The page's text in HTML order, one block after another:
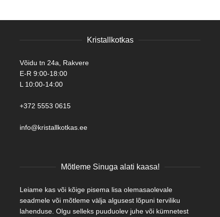
Kristallkotkas
Võidu tn 24a, Rakvere
E-R 9:00-18:00
L 10:00-14:00
+372 5553 0615
info@kristallkotkas.ee
Mõtleme Sinuga alati kaasa!
Leiame kas või kõige pisema lisa olemasaolevale
seadmele või mõtleme välja algusest lõpuni terviliku
lahenduse. Olgu selleks puuduolev juhe või kümnetest